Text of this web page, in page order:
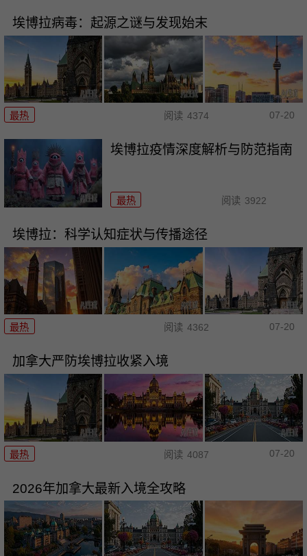
埃博拉病毒：起源之谜与发现始末
最热 阅读 4374 07-20
埃博拉疫情深度解析与防范指南
最热 阅读 3922
埃博拉：科学认知症状与传播途径
最热 阅读 4362 07-20
加拿大严防埃博拉收紧入境
最热 阅读 4087 07-20
2026年加拿大最新入境全攻略